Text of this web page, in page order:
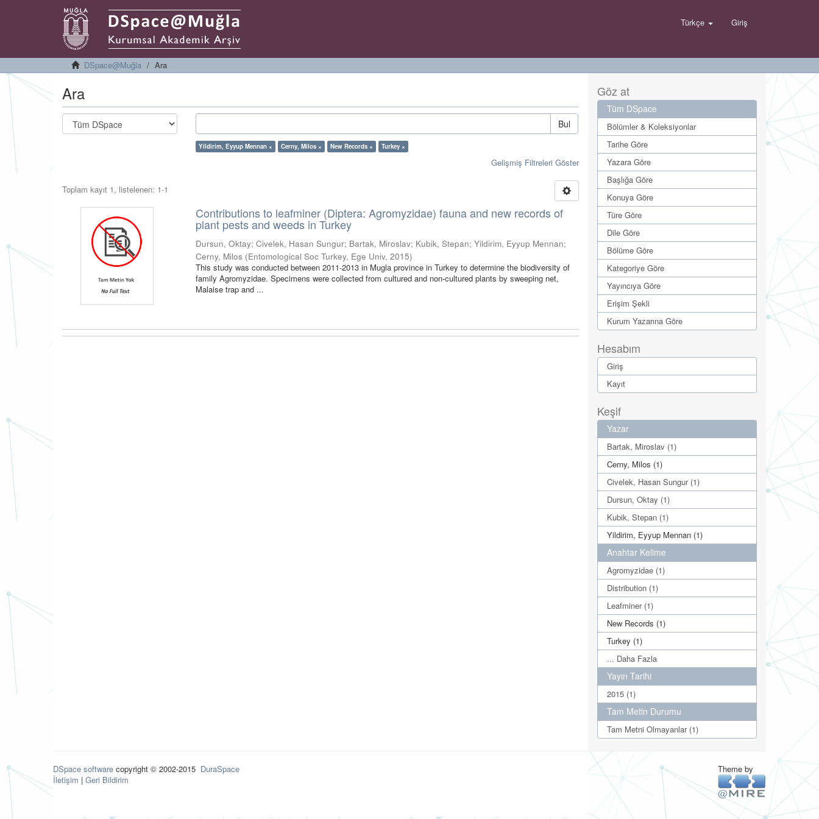
Türkçe Giriş
DSpace@Muğla Ara
Ara
Bul
Yildirim, Eyyup Mennan × Cerny, Milos × New Records × Turkey ×
Gelişmiş Filtreleri Göster
Toplam kayıt 1, listelenen: 1-1
Contributions to leafminer (Diptera: Agromyzidae) fauna and new records of
plant pests and weeds in Turkey
Dursun, Oktay;Civelek, Hasan Sungur; Bartak, Miroslav; Kubik, Stepan;Yildirim, Eyyup Mennan;
Cerny, Milos (Entomological Soc Turkey, Ege Univ,2015)
This study was conducted between 2011-2013 in Mugla province in Turkey to determine the biodiversity of
family Agromyzidae. Specimens were collected from cultured and non-cultured plants by sweeping net,
Malaise trap and ...
Göz at
Tüm DSpace
Bölümler & Koleksiyonlar
Tarihe Göre
Yazara Göre
Başlığa Göre
Konuya Göre
Türe Göre
Dile Göre
Bölüme Göre
Kategoriye Göre
Yayıncıya Göre
Erişim Şekli
Kurum Yazarına Göre
Hesabım
Giriş
Kayıt
Keşif
Yazar
Bartak, Miroslav (1)
Cerny, Milos (1)
Civelek, Hasan Sungur (1)
Dursun, Oktay (1)
Kubik, Stepan (1)
Yildirim, Eyyup Mennan (1)
Anahtar Kelime
Agromyzidae (1)
Distribution (1)
Leafminer (1)
New Records (1)
Turkey (1)
... Daha Fazla
Yayın Tarihi
2015 (1)
Tam Metin Durumu
Tam Metni Olmayanlar (1)
DSpace software copyright © 2002-2015 DuraSpace
İletişim | Geri Bildirim
Theme by